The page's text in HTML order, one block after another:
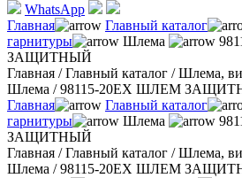
WhatsApp
Главная
Главный каталог
гарнитуры
Шлема
ЗАЩИТНЫЙ
Главная /Главный каталог /Шлема,
Шлема /98115-20EX ШЛЕМ
Главная
Главный каталог
гарнитуры
Шлема
ЗАЩИТНЫЙ
Главная /Главный каталог /Шлема,
Шлема /98115-20EX ШЛЕМ